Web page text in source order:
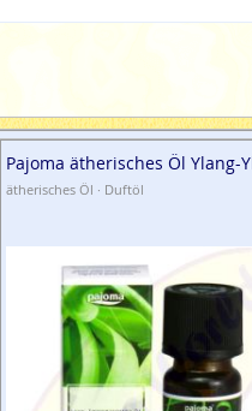
Pajoma ätherisches Öl Ylang-
ätherisches Öl · Duftöl